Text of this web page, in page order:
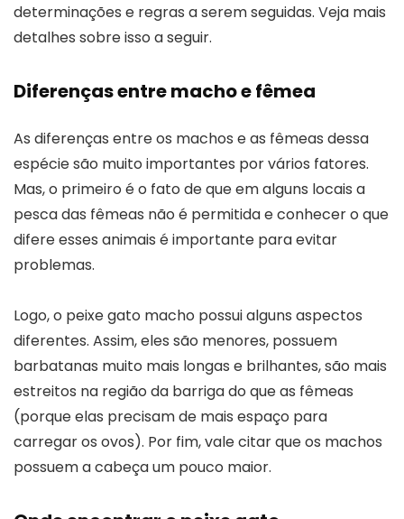
determinações e regras a serem seguidas. Veja mais
detalhes sobre isso a seguir.
Diferenças entre macho e fêmea
As diferenças entre os machos e as fêmeas dessa
espécie são muito importantes por vários fatores.
Mas, o primeiro é o fato de que em alguns locais a
pesca das fêmeas não é permitida e conhecer o que
difere esses animais é importante para evitar
problemas.
Logo, o peixe gato macho possui alguns aspectos
diferentes. Assim, eles são menores, possuem
barbatanas muito mais longas e brilhantes, são mais
estreitos na região da barriga do que as fêmeas
(porque elas precisam de mais espaço para
carregar os ovos). Por fim, vale citar que os machos
possuem a cabeça um pouco maior.